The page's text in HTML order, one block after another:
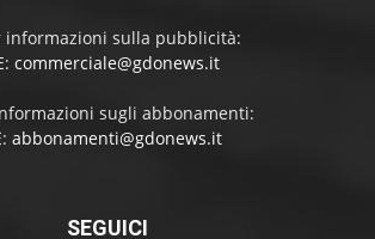
informazioni sulla pubblicità:
commerciale@gdonews.it
sugli abbonamenti:
abbonamenti@gdonews.it
SEGUICI